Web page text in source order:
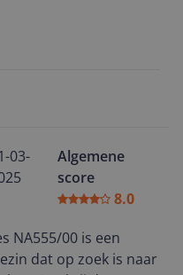
eindelijk werkt. Soms
en anders moet
gaat dat niet door
Voor het bedrag dat
betere kwaliteit én
03-
Algemene
score
8.0
NA555/00 is een
dat op zoek is naar